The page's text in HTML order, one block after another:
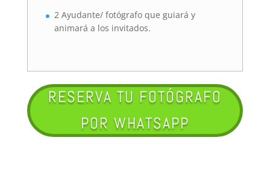
2 Ayudante/ fotógrafo que guiará y
animará a los invitados.
RESERVA TU FOTÓGRAFO
POR WHATSAPP